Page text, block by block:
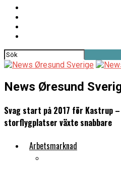
News Øresund
Svag start på 2017 för Kastrup
storflygplatser växte snabbare
Arbetsmarknad